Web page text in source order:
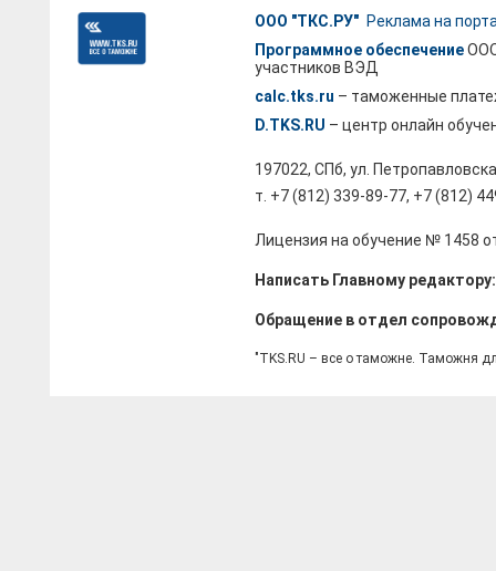
ООО "ТКС.РУ" Реклама на
Программное обеспечениеООО
участников ВЭД
calc.tks.ru – таможенные
D.TKS.RU – центр онлайн
197022, СПб, ул.
т. +7 (812) 339-89-77, +7 (812)
Лицензия на обучение № 1458
Написать Главному
Обращение в отдел
"TKS.RU – все о таможне. Таможня